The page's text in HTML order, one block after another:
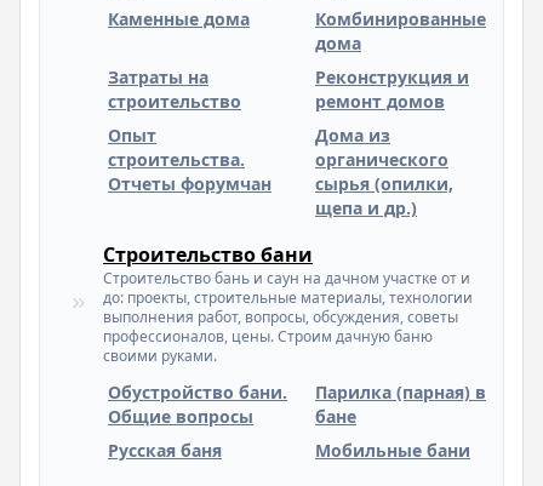
Каменные дома
Комбинированные
дома
Затраты на
строительство
Реконструкция и
ремонт домов
Опыт
строительства.
Отчеты форумчан
Дома из
органического
сырья (опилки,
щепа и др.)
Строительство бани
Строительство бань и саун на дачном участке от и
до: проекты, строительные материалы, технологии
выполнения работ, вопросы, обсуждения, советы
профессионалов, цены. Строим дачную баню
своими руками.
Обустройство бани.
Общие вопросы
Парилка (парная) в
бане
Русская баня
Мобильные бани